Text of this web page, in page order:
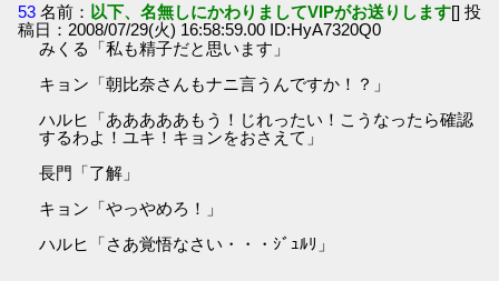
53 名前： 以下、名無しにかわりましてVIPがお送りします[] 投
稿日：2008/07/29(火) 16:58:59.00 ID:HyA7320Q0
みくる「私も精子だと思います」
キョン「朝比奈さんもナニ言うんですか！？」
ハルヒ「あああああもう！じれったい！こうなったら確認
するわよ！ユキ！キョンをおさえて」
長門「了解」
キョン「やっやめろ！」
ハルヒ「さあ覚悟なさい・・・ｼﾞｭﾙﾘ」